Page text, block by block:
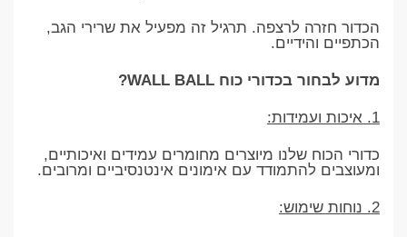
הכדור חזרה לרצפה. תרגיל זה מפעיל את שרירי הגב,
הכתפיים והידיים.
מדוע לבחור בכדורי כוח WALL BALL?
1. איכות ועמידות:
כדורי הכוח שלנו מיוצרים מחומרים עמידים ואיכותיים,
ומעוצבים להתמודד עם אימונים אינטנסיביים ומרובים.
2. נוחות שימוש: